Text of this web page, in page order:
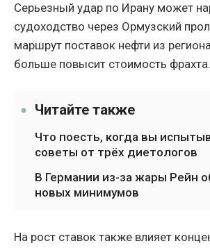
Серьезный удар по Ирану может
судоходство через Ормузский
маршрут поставок нефти из
больше повысит стоимость фрахта.
Читайте также
Что поесть, когда вы
советы от трёх диетологов
В Германии из-за жары Рейн
новых минимумов
На рост ставок также влияет